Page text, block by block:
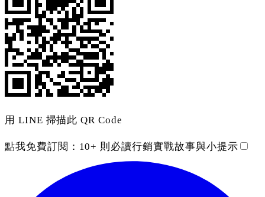
用 LINE 掃描此 QR Code
點我免費訂閱： 10+ 則必讀行銷實戰故事與小提示